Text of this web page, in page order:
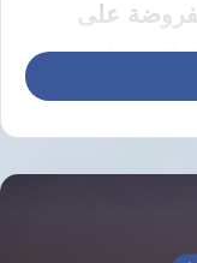
على
ينتظر